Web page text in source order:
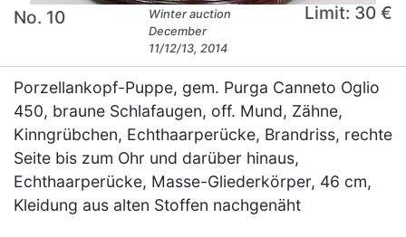
No. 10
Winter auction
December
11/12/13, 2014
Limit: 30 €
Porzellankopf-Puppe, gem. Purga Canneto Oglio
450, braune Schlafaugen, off. Mund, Zähne,
Kinngrübchen, Echthaarperücke, Brandriss, rechte
Seite bis zum Ohr und darüber hinaus,
Echthaarperücke, Masse-Gliederkörper, 46 cm,
Kleidung aus alten Stoffen nachgenäht